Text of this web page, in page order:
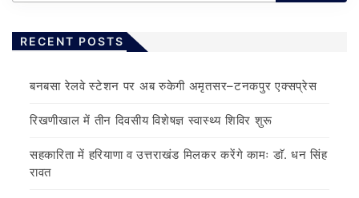
RECENT POSTS
बनबसा रेलवे स्टेशन पर अब रुकेगी अमृतसर–टनकपुर एक्सप्रेस
रिखणीखाल में तीन दिवसीय विशेषज्ञ स्वास्थ्य शिविर शुरू
सहकारिता में हरियाणा व उत्तराखंड मिलकर करेंगे कामः डाॅ. धन सिंह
रावत